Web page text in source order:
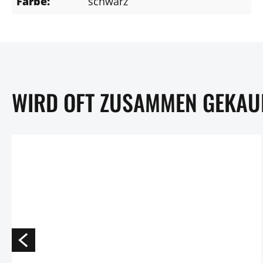
WIRD OFT ZUSAMMEN